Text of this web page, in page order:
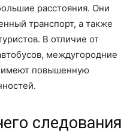
о
нем
расстояния. Они
транспорт, а также
В отличие от
междугородние
имеют повышенную
следования